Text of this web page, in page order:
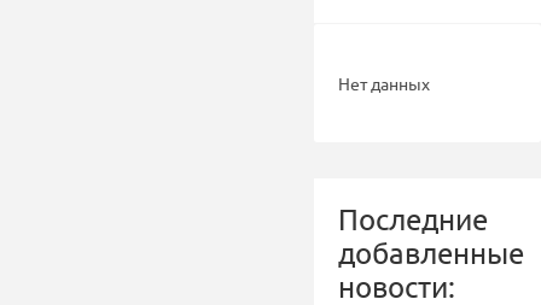
Нет данных
Последние
добавленные
новости: